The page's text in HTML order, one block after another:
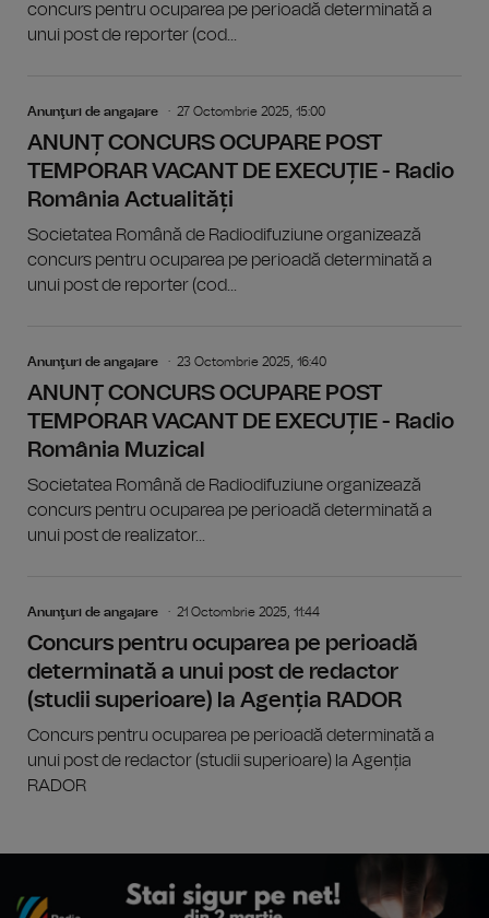
concurs pentru ocuparea pe perioadă determinată a
unui post de reporter (cod...
Anunţuri de angajare 27 Octombrie 2025, 15:00
ANUNȚ CONCURS OCUPARE POST
TEMPORAR VACANT DE EXECUȚIE - Radio
România Actualități
Societatea Română de Radiodifuziune organizează
concurs pentru ocuparea pe perioadă determinată a
unui post de reporter (cod...
Anunţuri de angajare 23 Octombrie 2025, 16:40
ANUNȚ CONCURS OCUPARE POST
TEMPORAR VACANT DE EXECUȚIE - Radio
România Muzical
Societatea Română de Radiodifuziune organizează
concurs pentru ocuparea pe perioadă determinată a
unui post de realizator...
Anunţuri de angajare 21 Octombrie 2025, 11:44
Concurs pentru ocuparea pe perioadă
determinată a unui post de redactor
(studii superioare) la Agenția RADOR
Concurs pentru ocuparea pe perioadă determinată a
unui post de redactor (studii superioare) la Agenția
RADOR